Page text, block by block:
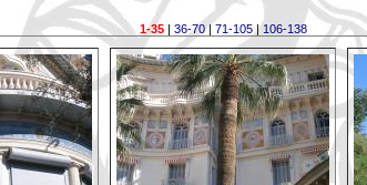
1-35| 36-70| 71-105|106-138